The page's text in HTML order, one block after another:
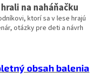
na naháňačku
ktorí sa v lese hrajú
otázky pre deti a návrh
obsah balenia